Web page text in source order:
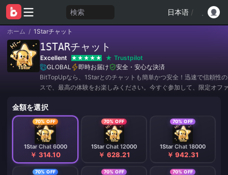
検索 日本语 /
ホーム / 1Starチャット
1STARチャット
Excellent
Trustpilot
GLOBAL
即時お届け
安全・安心な決済
BitTopUpなら、1Starとのチャットも簡単かつ安全！迅速で信頼性
スで、最高の体験をお楽しみください。今すぐ参加して、限定オフ
金額を選択
70% OFF
1Star Chat 6000
￥ 314.10
70% OFF
1Star Chat 12000
￥ 628.21
70% OFF
1Star Chat 18000
￥ 942.31
70% OFF 70% OFF 70% OFF